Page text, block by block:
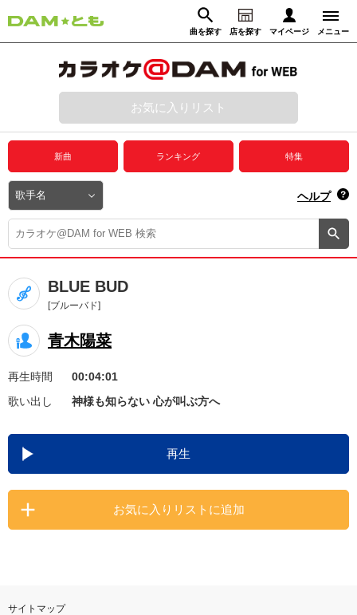
曲を探す 店を探す マイページ メニュー
動画からさがす 録音からさがす
ログイン
プレミアムサービス
DAM★とも動画
DAM★とも録音
カラオケ＠DAM
ユーザー検索
キャンペーン
お知らせ よくあるご質問
DAMの新曲・ランキングなど
カラオケ最新情報をチェック！
お気に入りリスト
新曲 ランキング 特集
ヘルプ
BLUE BUD
[ブルーバド]
青木陽菜
再生時間
00:04:01
歌い出し
神様も知らない 心が叫ぶ方へ
再生
お気に入りリストに追加
サイトマップ